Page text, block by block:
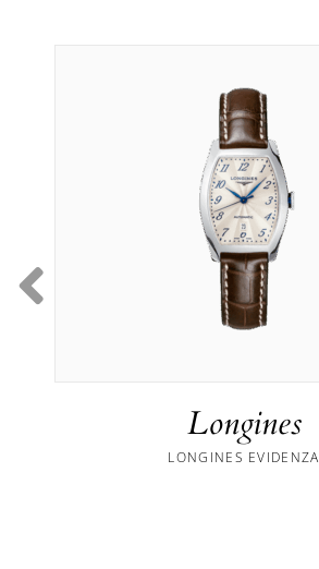
Longines
LONGINES EVIDENZA